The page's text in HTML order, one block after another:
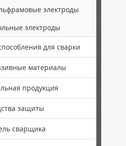
электроды
электроды
для сварки
материалы
продукция
защиты
сварщика